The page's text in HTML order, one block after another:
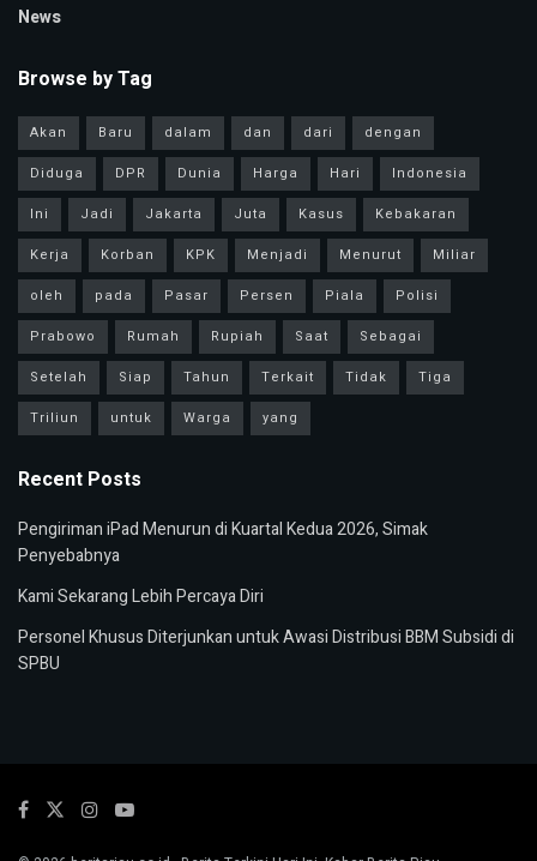
News
Browse by Tag
Akan Baru dalam dan dari
dengan
Diduga
DPR Dunia Harga Hari
Indonesia
Ini
Jadi Jakarta Juta Kasus
Kebakaran
Kerja
Korban KPK Menjadi Menurut
Miliar
oleh
pada Pasar Persen Piala
Polisi
Prabowo
Rumah Rupiah Saat
Sebagai
Setelah
Siap Tahun Terkait Tidak
Tiga
Triliun
untuk Warga yang
Recent Posts
Pengiriman iPad Menurun di Kuartal Kedua 2026, Simak
Penyebabnya
Kami Sekarang Lebih Percaya Diri
Personel Khusus Diterjunkan untuk Awasi Distribusi BBM Subsidi di
SPBU